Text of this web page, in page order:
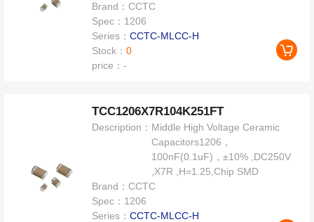
Brand：CCTC
Spec： 1206
Series：CCTC-MLCC-H
Stock：0
price：-
TCC1206X7R104K251FT
Description： Middle High Voltage Ceramic
Capacitors1206，
100nF(0.1uF)，±10% ,DC250V
,X7R ,H=1.25,Chip SMD
Brand：CCTC
Spec： 1206
Series：CCTC-MLCC-H